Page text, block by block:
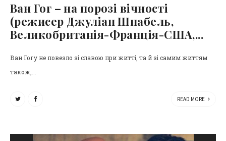
Ван Гог – на порозі вічності
(режисер Джуліан Шнабель,
Великобританія-Франція-США,...
Ван Гогу не повезло зі славою при житті, та й зі самим життям
також,...
READ MORE